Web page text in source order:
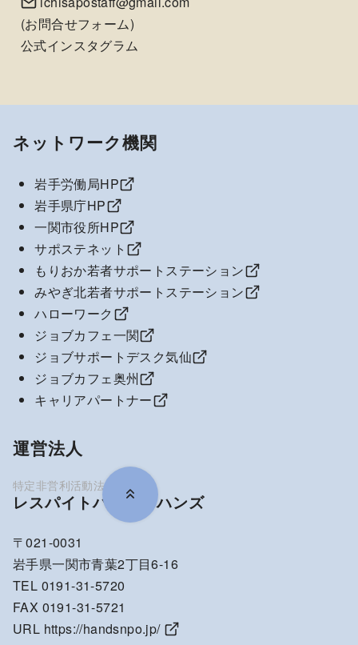
(お問合せフォーム)
公式インスタグラム
ネットワーク機関
岩手労働局HP
岩手県庁HP
一関市役所HP
サポステネット
もりおか若者サポートステーション
みやぎ北若者サポートステーション
ハローワーク
ジョブカフェ一関
ジョブサポートデスク気仙
ジョブカフェ奥州
キャリアパートナー
運営法人
レスパイトハウス・ハンズ
〒021-0031
岩手県一関市青葉2丁目6-16
TEL 0191-31-5720
FAX 0191-31-5721
URL https://handsnpo.jp/